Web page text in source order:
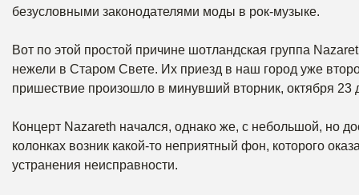
безусловными законодателями моды в рок-музыке.
Вот по этой простой причине шотландская группа
нежели в Старом Свете. Их приезд в наш город уже
пришествие произошло в минувший вторник, октября 23
Концерт Nazareth начался, однако же, с небольшой, но
колонках возник какой-то неприятный фон, которого
устранения неисправности.